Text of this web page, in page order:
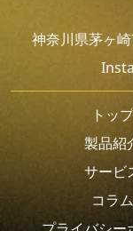
神奈川県茅ヶ
トップ
製品紹
サービ
コラム